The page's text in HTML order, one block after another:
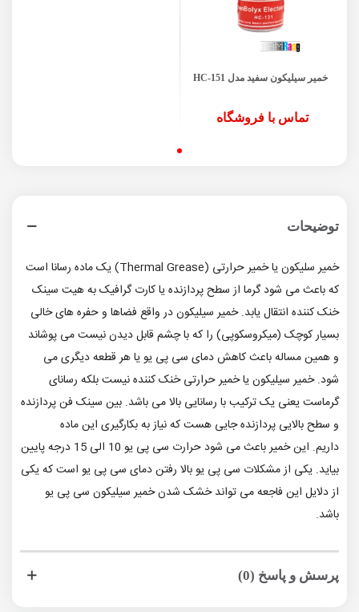
خمیر سیلیکون سفید مدل HC-151
تماس با فروشگاه
توضیحات
خمیر سلیکون یا خمیر حرارتی ‏(‏Thermal Grease‏)‏ یک ماده رسانا است
که باعث می شود گرما از سطح پردازنده یا کارت گرافیک به هیت سینک
خنک کننده انتقال یابد‏.‏ خمیر سیلیکون در واقع فضاها و حفره های خالی
بسیار کوچک ‏(‏میکروسکوپی‏)‏ را که با چشم قابل دیدن نیست می پوشاند
و همین مساله باعث کاهش دمای سی پی یو یا هر قطعه دیگری می
شود‏.‏ خمیر سیلیکون یا خمیر حرارتی خنک کننده نیست بلکه رسانای
گرماست یعنی یک ترکیب با رسانایی بالا می باشد. بین سینک فن پردازنده
و سطح بالایی پردازنده جایی هست که نیاز به بکارگیری این ماده
داریم. این خمیر باعث می شود حرارت سی پی یو 10 الی 15 درجه پایین
بیاید. یکی از مشکلات سی پی یو بالا رفتن دمای سی پی یو است که یکی
از دلایل این فاجعه می تواند خشک شدن خمیر سیلیکون سی پی یو
باشد.
پرسش و پاسخ (0)